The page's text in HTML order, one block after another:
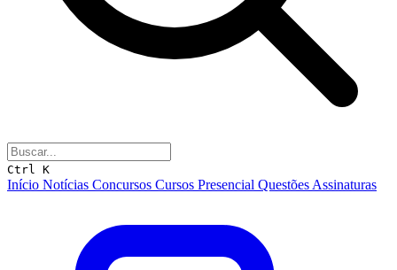
Ctrl K
Início Notícias Concursos Cursos Presencial Questões Assinaturas